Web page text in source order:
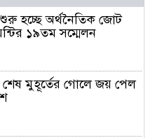
শুরু হচ্ছে অর্থনৈতিক জোট
১৯তম সম্মেলন
শেষ মুহূর্তের গোলে জয় পেল